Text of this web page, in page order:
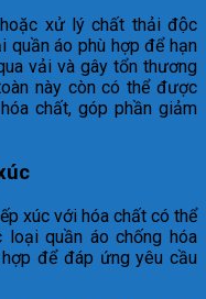
xử lý chất thải độc
áo phù hợp để hạn
vải và gây tổn thương
này còn có thể được
chất, góp phần giảm
xúc với hóa chất có thể
loại quần áo chống hóa
để đáp ứng yêu cầu